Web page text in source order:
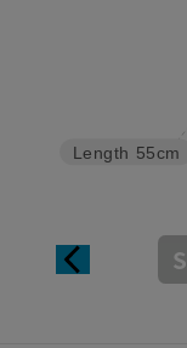
Length 55cm
S